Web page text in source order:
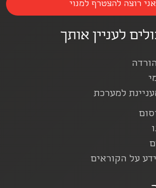
לעניין אותך
למערכת
על הקוראים